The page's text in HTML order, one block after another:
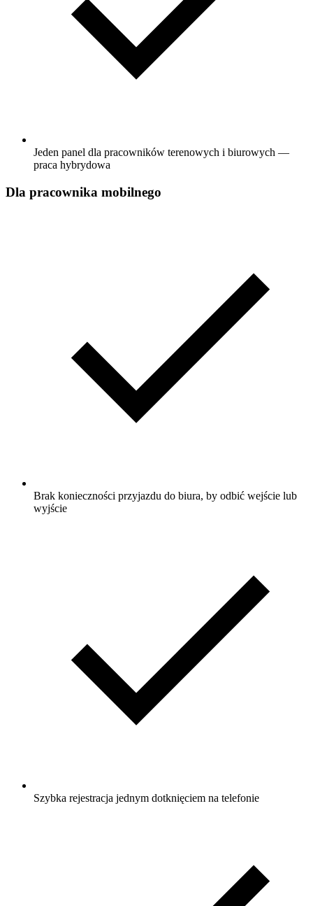
Jeden panel dla pracowników terenowych i biurowych —
praca hybrydowa
Dla pracownika mobilnego
Brak konieczności przyjazdu do biura, by odbić wejście lub
wyjście
Szybka rejestracja jednym dotknięciem na telefonie